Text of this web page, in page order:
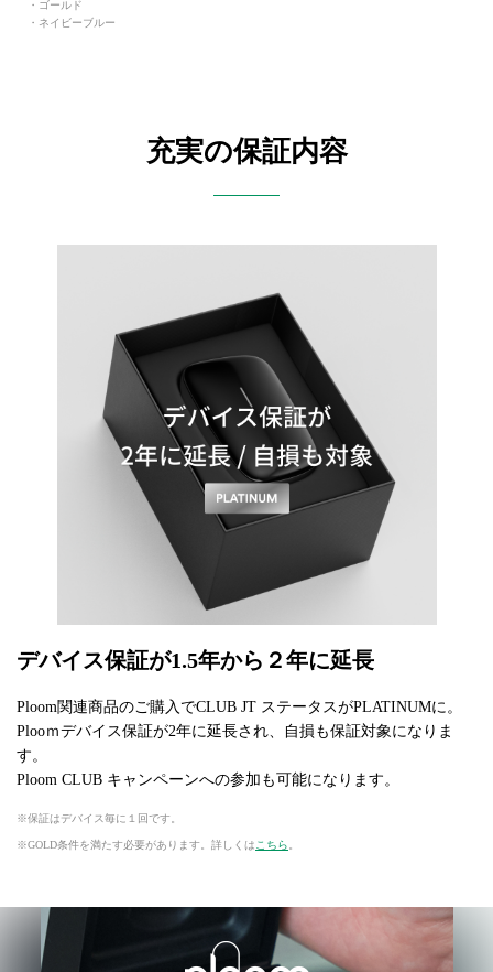
・ゴールド
・ネイビーブルー
充実の保証内容
デバイス保証が1.5年から２年に延長
Ploom関連商品のご購入でCLUB JT ステータスがPLATINUMに。
Plooｍデバイス保証が2年に延長され、自損も保証対象になりま
す。
Ploom CLUB キャンペーンへの参加も可能になります。
保証はデバイス毎に１回です。
GOLD条件を満たす必要があります。詳しくはこちら。